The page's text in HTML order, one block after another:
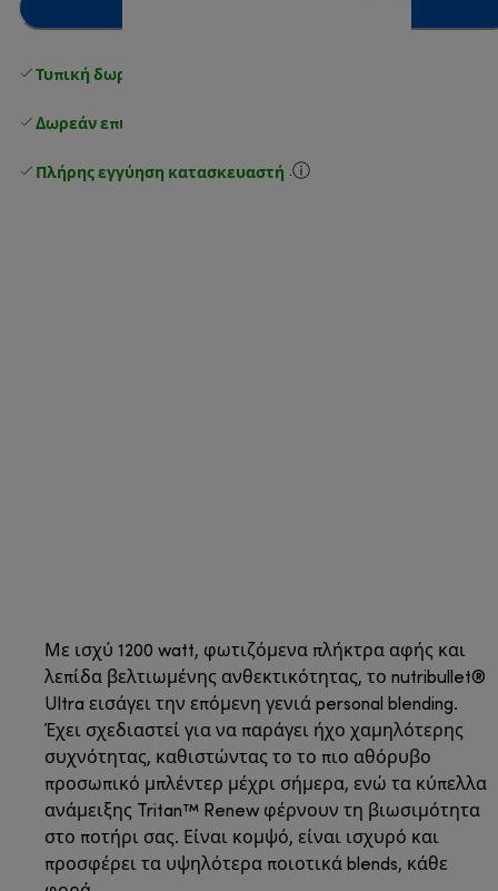
Τυπική δωρεάν παράδοση
Δωρεάν επιστροφές
Πλήρης εγγύηση κατασκευαστή .
Με ισχύ 1200 watt, φωτιζόμενα πλήκτρα αφής και
λεπίδα βελτιωμένης ανθεκτικότητας, το nutribullet®
Ultra εισάγει την επόμενη γενιά personal blending.
Έχει σχεδιαστεί για να παράγει ήχο χαμηλότερης
συχνότητας, καθιστώντας το το πιο αθόρυβο
προσωπικό μπλέντερ μέχρι σήμερα, ενώ τα κύπελλα
ανάμειξης Tritan™ Renew φέρνουν τη βιωσιμότητα
στο ποτήρι σας. Είναι κομψό, είναι ισχυρό και
προσφέρει τα υψηλότερα ποιοτικά blends, κάθε